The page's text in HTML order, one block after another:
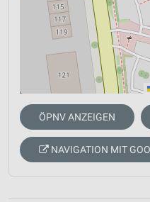
ÖPNV ANZEIGEN
NAVIGATION MIT